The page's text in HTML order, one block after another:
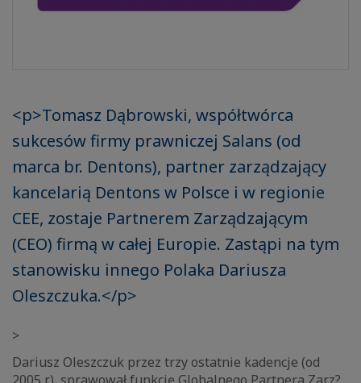
<p>Tomasz Dąbrowski, współtwórca
sukcesów firmy prawniczej Salans (od
marca br. Dentons), partner zarządzający
kancelarią Dentons w Polsce i w regionie
CEE, zostaje Partnerem Zarządzającym
(CEO) firmą w całej Europie. Zastąpi na tym
stanowisku innego Polaka Dariusza
Oleszczuka.</p>
>
Dariusz Oleszczuk przez trzy ostatnie kadencje (od